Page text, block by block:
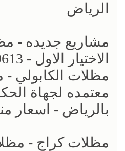
الرياض
مشاريع جديده -
مظلات الكابولي
معتمده لجهاة
بالرياض - اسعار
مظلات كراج -